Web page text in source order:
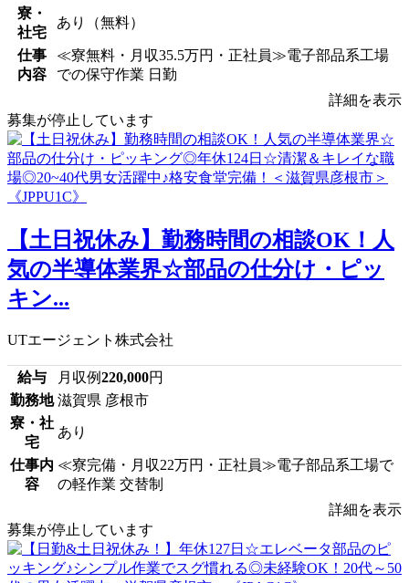
寮・
社宅
あり（無料）
仕事
内容
≪寮無料・月収35.5万円・正社員≫電子部品系工場
での保守作業 日勤
詳細を表示
募集が停止しています
【土日祝休み】勤務時間の相談OK！人
気の半導体業界☆部品の仕分け・ピッ
キン...
UTエージェント株式会社
給与 月収例220,000円
勤務地 滋賀県 彦根市
寮・社
宅
あり
仕事内
容
≪寮完備・月収22万円・正社員≫電子部品系工場で
の軽作業 交替制
詳細を表示
募集が停止しています